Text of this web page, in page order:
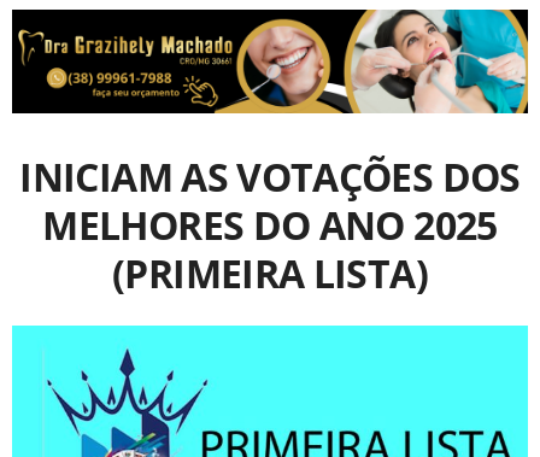
INICIAM AS VOTAÇÕES DOS
MELHORES DO ANO 2025
(PRIMEIRA LISTA)